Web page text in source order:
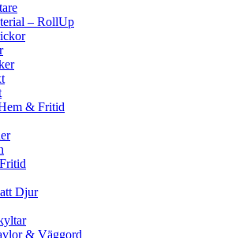
– RollUp
& Fritid
Djur
& Väggord